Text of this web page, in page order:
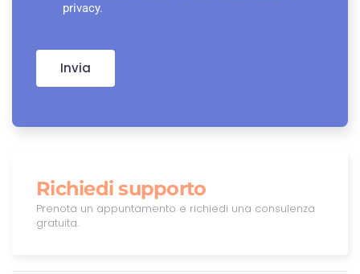
privacy.
Invia
Richiedi supporto
Prenota un appuntamento e richiedi una consulenza
gratuita.